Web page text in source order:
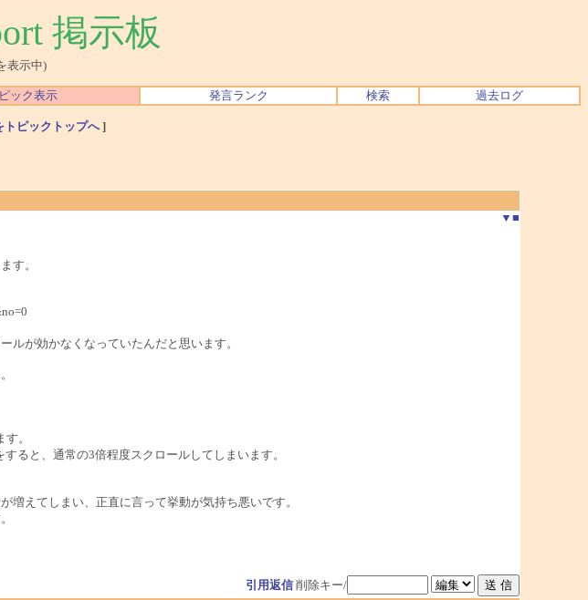
掲示板
表示中)
ック表示 発言ランク 検索 過去ログ
トピックトップへ]
▼ ■
す。
ルが効かなくなっていたんだと思います。
。
ると、通常の3倍程度スクロールしてしまいます。
えてしまい、正直に言って挙動が気持ち悪いです。
引用返信 削除キー/